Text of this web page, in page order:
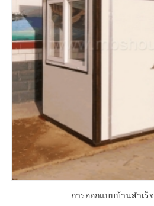
การออกแบบบ้านสำเร็